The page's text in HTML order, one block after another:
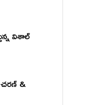
విశాల్
చరణ్ &